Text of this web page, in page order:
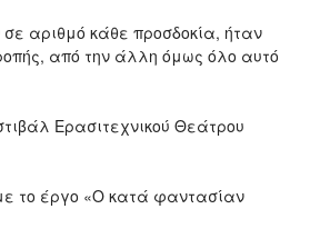
αριθμό κάθε προσδοκία, ήταν
από την άλλη όμως όλο αυτό
Ερασιτεχνικού Θεάτρου
το έργο «Ο κατά φαντασίαν